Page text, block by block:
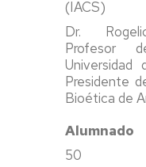
(IACS)
Dr.
Profesor
Universidad
Presidente
Bioética de
Alumnado
50